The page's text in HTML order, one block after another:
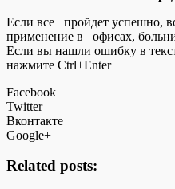
Если все пройдет успешно,
применение в офисах,
Если вы нашли ошибку в
нажмите Ctrl+Enter
Facebook
Twitter
Вконтакте
Google+
Related posts: